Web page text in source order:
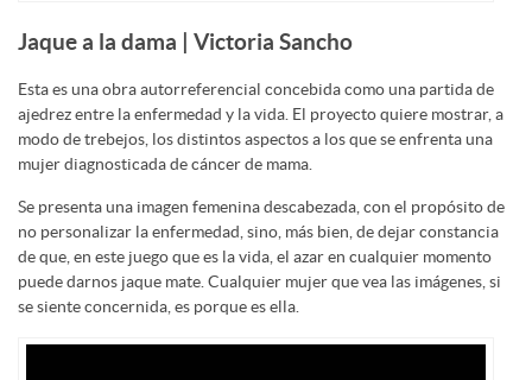
Jaque a la dama | Victoria Sancho
Esta es una obra autorreferencial concebida como una partida de
ajedrez entre la enfermedad y la vida. El proyecto quiere mostrar, a
modo de trebejos, los distintos aspectos a los que se enfrenta una
mujer diagnosticada de cáncer de mama.
Se presenta una imagen femenina descabezada, con el propósito de
no personalizar la enfermedad, sino, más bien, de dejar constancia
de que, en este juego que es la vida, el azar en cualquier momento
puede darnos jaque mate. Cualquier mujer que vea las imágenes, si
se siente concernida, es porque es ella.